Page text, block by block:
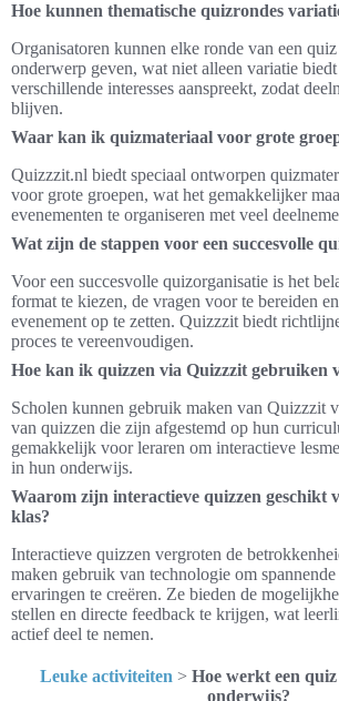
Hoe kunnen thematische quizrondes
Organisatoren kunnen elke ronde van een quiz
onderwerp geven, wat niet alleen variatie
verschillende interesses aanspreekt, zodat
blijven.
Waar kan ik quizmateriaal voor grote
Quizzzit.nl biedt speciaal ontworpen
voor grote groepen, wat het gemakkelijker
evenementen te organiseren met veel
Wat zijn de stappen voor een succesvolle
Voor een succesvolle quizorganisatie is het
format te kiezen, de vragen voor te bereiden
evenement op te zetten. Quizzzit biedt
proces te vereenvoudigen.
Hoe kan ik quizzen via Quizzzit gebruiken
Scholen kunnen gebruik maken van Quizzzit
van quizzen die zijn afgestemd op hun
gemakkelijk voor leraren om interactieve
in hun onderwijs.
Waarom zijn interactieve quizzen geschikt
klas?
Interactieve quizzen vergroten de
maken gebruik van technologie om
ervaringen te creëren. Ze bieden de
stellen en directe feedback te krijgen, wat
actief deel te nemen.
Leuke activiteiten > Hoe werkt een
onderwijs?